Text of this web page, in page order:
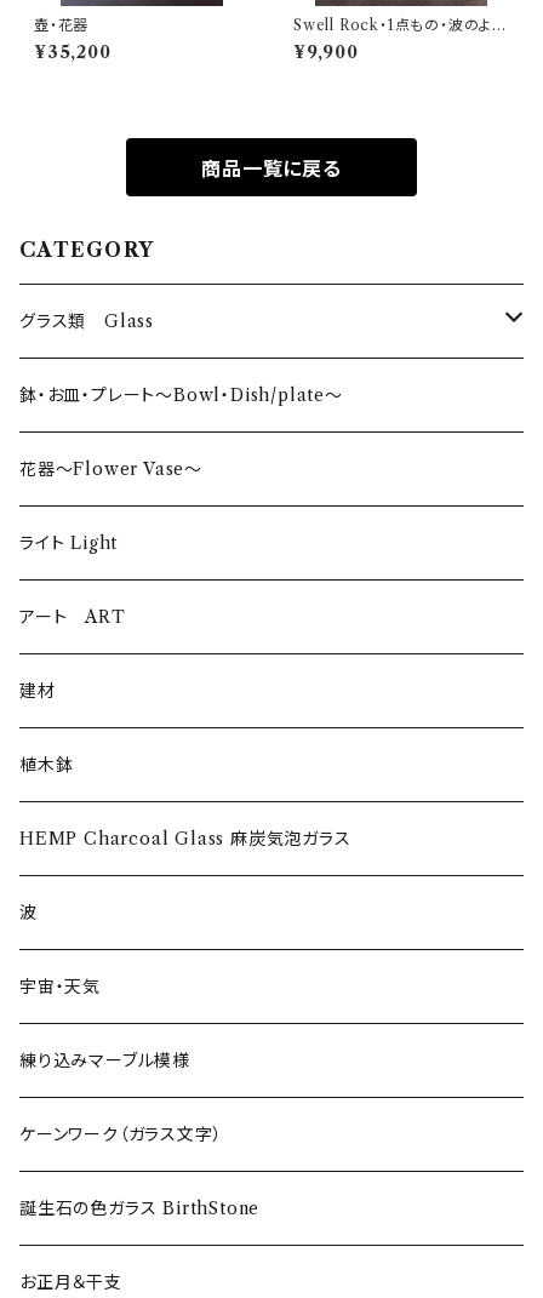
壺・花器
¥35,200
Swell Rock・1点もの・波のよう
に唯一無二
¥9,900
商品一覧に戻る
CATEGORY
グラス類 Glass
タンブラー〜Tumbler〜
日本酒〜SAKE〜
ロックグラス〜Rock Glass〜
ウイスキーグラス〜Whisky Glass
ゴブレット〜Goblet〜
ショットグラス〜Shot Glass
ワイングラス~Wine Glass
フリーグラス〜FREEEE
鉢・お皿・プレート〜Bowl・Dish/plate〜
花器〜Flower Vase〜
ライト Light
アート ART
建材
植木鉢
HEMP Charcoal Glass 麻炭気泡ガラス
波
宇宙・天気
練り込みマーブル模様
ケーンワーク（ガラス文字）
誕生石の色ガラス BirthStone
お正月＆干支